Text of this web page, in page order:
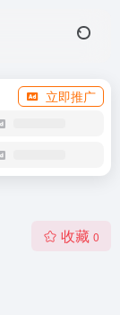
立即推广
收藏 0